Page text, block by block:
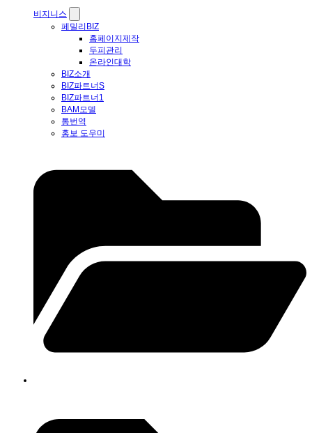
비지니스
페밀리BIZ
홈페이지제작
두피관리
온라인대학
BIZ소개
BIZ파트너S
BIZ파트너1
BAM모델
통번역
홍보 도우미